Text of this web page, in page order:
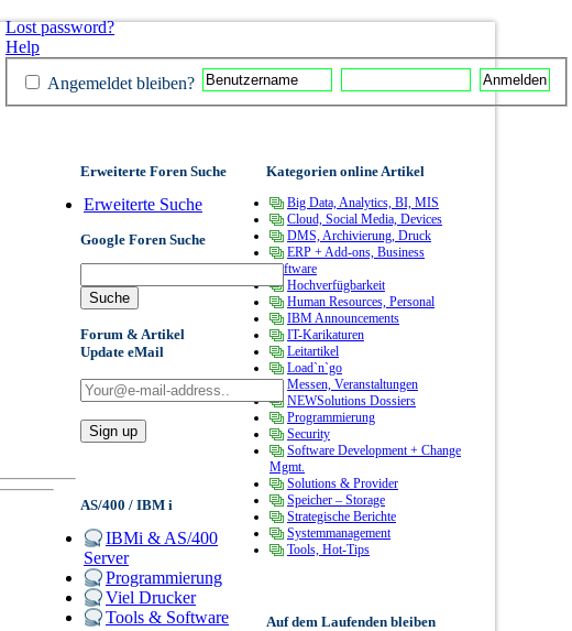
Lost password?
Help
Angemeldet bleiben?
Erweiterte Foren Suche
Erweiterte Suche
Google Foren Suche
Forum & Artikel
Update eMail
AS/400 / IBM i
IBMi & AS/400
Server
Programmierung
Viel Drucker
Tools & Software
Kategorien online Artikel
Big Data, Analytics, BI, MIS
Cloud, Social Media, Devices
DMS, Archivierung, Druck
ERP + Add-ons, Business
Software
Hochverfügbarkeit
Human Resources, Personal
IBM Announcements
IT-Karikaturen
Leitartikel
Load`n`go
Messen, Veranstaltungen
NEWSolutions Dossiers
Programmierung
Security
Software Development + Change
Mgmt.
Solutions & Provider
Speicher – Storage
Strategische Berichte
Systemmanagement
Tools, Hot-Tips
Auf dem Laufenden bleiben